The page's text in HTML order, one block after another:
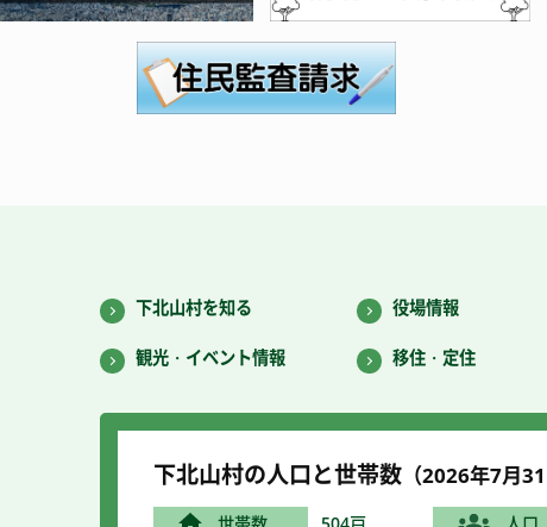
下北山村を知る 役場情報
観光・イベント情報 移住・定住
下北山村の人口と世帯数 （2026年7月31